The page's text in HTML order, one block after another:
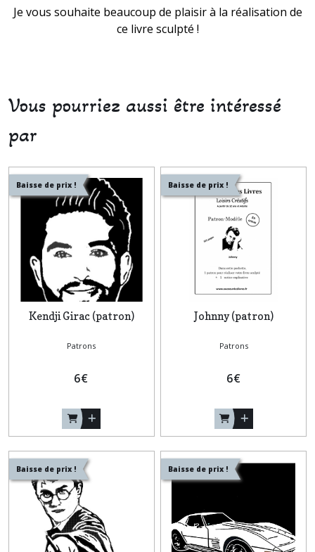
Je vous souhaite beaucoup de plaisir à la réalisation de
ce livre sculpté !
Vous pourriez aussi être intéressé
par
Baisse de prix !
Kendji Girac (patron)
Patrons
6€
Baisse de prix !
Johnny (patron)
Patrons
6€
Baisse de prix ! Baisse de prix !